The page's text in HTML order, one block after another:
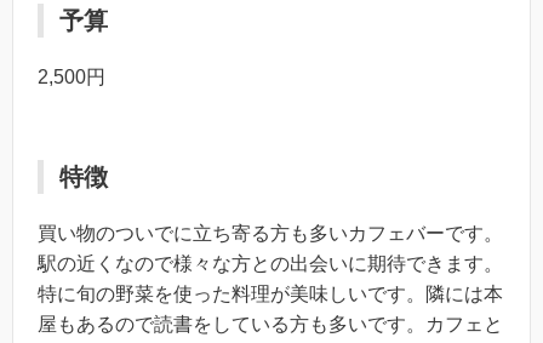
予算
2,500円
特徴
買い物のついでに立ち寄る方も多いカフェバーです。
駅の近くなので様々な方との出会いに期待できます。
特に旬の野菜を使った料理が美味しいです。隣には本
屋もあるので読書をしている方も多いです。カフェと